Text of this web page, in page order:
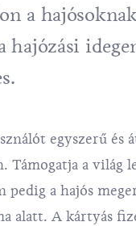
a
egyszerű és
Támogatja a világ
pedig a hajós
alatt. A kártyás